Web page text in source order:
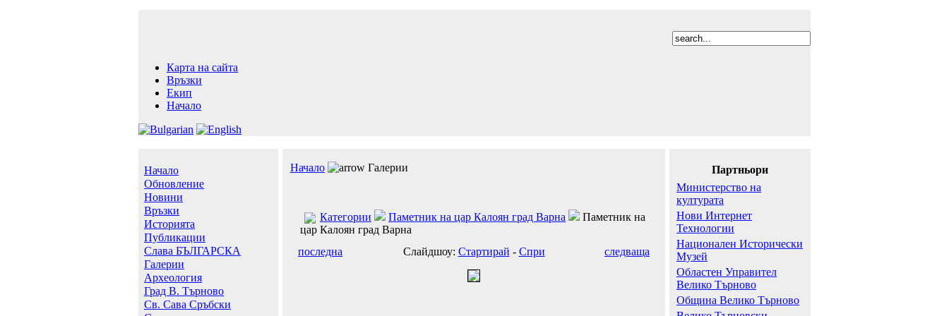
Карта на сайта
Връзки
Екип
Начало
Начало
Обновление
Новини
Връзки
Историята
Публикации
Слава БЪЛГАРСКА
Галерии
Археология
Град В. Търново
Св. Сава Сръбски
Начало Галерии
Категории Паметник на цар Калоян град Варна
Паметник на
цар Калоян град Варна
последна
Слайдшоу: Стартирай - Спри следваща
Партньори
Министерство на
културата
Нови Интернет
Технологии
Национален Исторически
Музей
Областен Управител
Велико Търново
Община Велико Търново